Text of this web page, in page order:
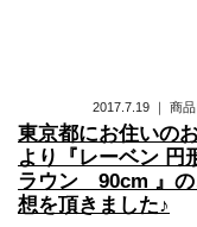
2017.7.19 ｜ 商
東京都にお住いの
より『レーベン
ラウン 90cm 』の
想を頂きました♪